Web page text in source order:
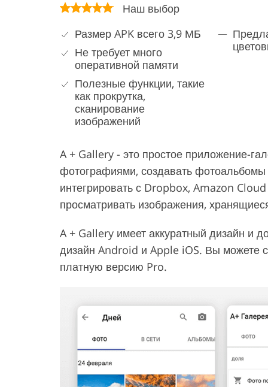
Наш выбор
Размер APK всего 3,9 МБ
Не требует много
оперативной памяти
Полезные функции, такие
как прокрутка,
сканирование
изображений
A + Gallery - это простое приложение-
фотографиями, создавать
интегрировать с Dropbox, Amazon
просматривать изображения,
A + Gallery имеет аккуратный дизайн и
дизайн Android и Apple iOS. Вы можете
платную версию Pro.